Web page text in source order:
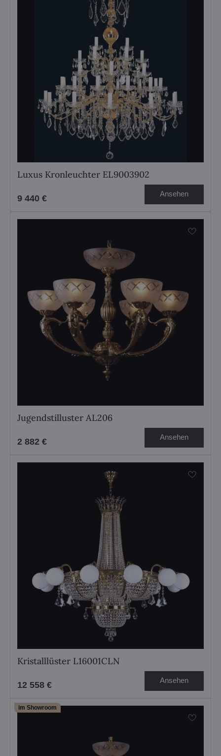
Luxus Kronleuchter EL9003902
9 440 € Ansehen
Jugendstilluster AL206
2 882 € Ansehen
Kristalllüster L16001CLN
12 558 € Ansehen
im Showroom